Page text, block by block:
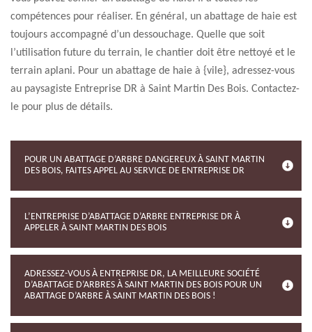
compétences pour réaliser. En général, un abattage de haie est
toujours accompagné d’un dessouchage. Quelle que soit
l’utilisation future du terrain, le chantier doit être nettoyé et le
terrain aplani. Pour un abattage de haie à {vile}, adressez-vous
au paysagiste Entreprise DR à Saint Martin Des Bois. Contactez-
le pour plus de détails.
POUR UN ABATTAGE D’ARBRE DANGEREUX À SAINT MARTIN
DES BOIS, FAITES APPEL AU SERVICE DE ENTREPRISE DR
L’ENTREPRISE D’ABATTAGE D’ARBRE ENTREPRISE DR À
APPELER À SAINT MARTIN DES BOIS
ADRESSEZ-VOUS À ENTREPRISE DR, LA MEILLEURE SOCIÉTÉ
D’ABATTAGE D’ARBRES À SAINT MARTIN DES BOIS POUR UN
ABATTAGE D’ARBRE À SAINT MARTIN DES BOIS !